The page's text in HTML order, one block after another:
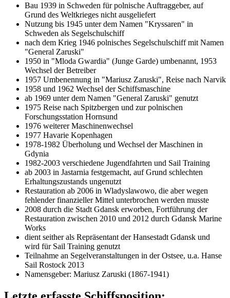
Bau 1939 in Schweden für polnische Auftraggeber, auf
Grund des Weltkrieges nicht ausgeliefert
Nutzung bis 1945 unter dem Namen "Kryssaren" in
Schweden als Segelschulschiff
nach dem Krieg 1946 polnisches Segelschulschiff mit Namen
"General Zaruski"
1950 in "Mloda Gwardia" (Junge Garde) umbenannt, 1953
Wechsel der Betreiber
1957 Umbenennung in "Mariusz Zaruski", Reise nach Narvik
1958 und 1962 Wechsel der Schiffsmaschine
ab 1969 unter dem Namen "General Zaruski" genutzt
1975 Reise nach Spitzbergen und zur polnischen
Forschungsstation Hornsund
1976 weiterer Maschinenwechsel
1977 Havarie Kopenhagen
1978-1982 Überholung und Wechsel der Maschinen in
Gdynia
1982-2003 verschiedene Jugendfahrten und Sail Training
ab 2003 in Jastarnia festgemacht, auf Grund schlechten
Erhaltungszustands ungenutzt
Restauration ab 2006 in Wladyslawowo, die aber wegen
fehlender finanzieller Mittel unterbrochen werden musste
2008 durch die Stadt Gdansk erworben, Fortführung der
Restauration zwischen 2010 und 2012 durch Gdansk Marine
Works
dient seither als Repräsentant der Hansestadt Gdansk und
wird für Sail Training genutzt
Teilnahme an Segelveranstaltungen in der Ostsee, u.a. Hanse
Sail Rostock 2013
Namensgeber: Mariusz Zaruski (1867-1941)